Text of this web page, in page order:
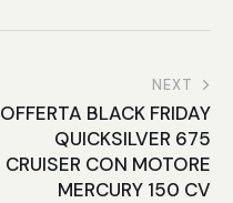
NEXT
OFFERTA BLACK FRIDAY
QUICKSILVER 675
CRUISER CON MOTORE
MERCURY 150 CV